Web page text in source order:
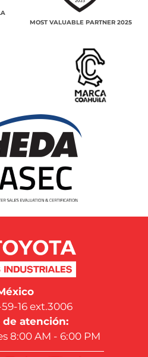
MOST VALUABLE PARTNER 2025
16 ext.3006
de atención:
8:00 AM - 6:00 PM